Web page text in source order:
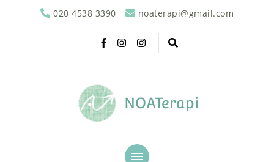
020 4538 3390 noaterapi@gmail.com
NOATerapi